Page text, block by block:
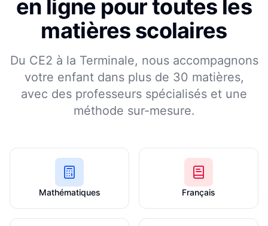
en ligne pour toutes les
matières scolaires
Du CE2 à la Terminale, nous accompagnons
votre enfant dans plus de 30 matières,
avec des professeurs spécialisés et une
méthode sur-mesure.
Mathématiques Français